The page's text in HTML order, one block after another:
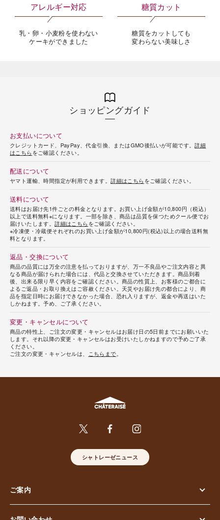
アレルギー対応
乳・卵・小麦粉を使わない
ケーキができました
糖質カット
糖質をカットしても
変わらない美味しさ
ショッピングガイド
お支払いについて
クレジットカード、PayPay、代金引換、またはGMO後払いが可能です。詳細
はこちらをご確認ください。
配送について
ヤマト運輸、時間指定が利用できます。詳細はこちらをご確認ください。
送料について
送料はお届け先1件ごとの料金となります。お買い上げ金額が10,800円（税込）
以上で送料無料※になります。一部を除き、商品は品質を保つためクール便でお
届けいたします。詳細はこちらをご確認ください。
※冷凍便・冷蔵便それぞれのお買い上げ金額が10,800円(税込)以上の場合送料無
料となります。
返品・交換について
商品の品質には万全の注意を払っておりますが、万一不良品やご注文内容と異
なる商品が届けられた場合には、代品と交換させていただきます。商品到着
後、出来る限り早く内容をご確認ください。商品の性質上、お客様のご都合に
よるご返品・お取り換えはご容赦ください。天災やお届け先の都合により、商
品を指定日時にお届けできなかった場合、恐れ入りますが、返金や再送はいた
しかねます。予め、ご了承ください。
変更・キャンセルについて
商品の特性上、ご注文の変更・キャンセルはお届け日の5日前までにお願いいた
します。それ以降の変更・キャンセルはお受けいたしかねますので予めご了承
ください。
ご注文の変更・キャンセルは、
こちらまで
シャトレーゼニュース
ご案内
岳や末広がりを意味す
やつ時」という意味を込
雄大な八ヶ岳山麓の自